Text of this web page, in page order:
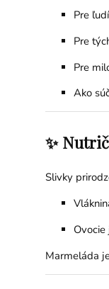
Pre
Pre
Pre
Ako
✨
Slivky
Marmeláda